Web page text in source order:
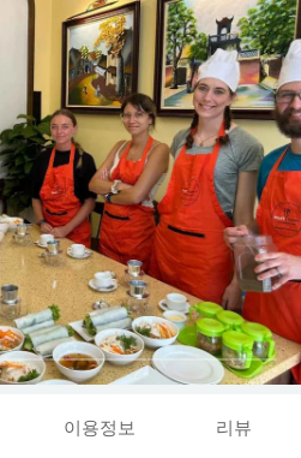
이용정보 리뷰